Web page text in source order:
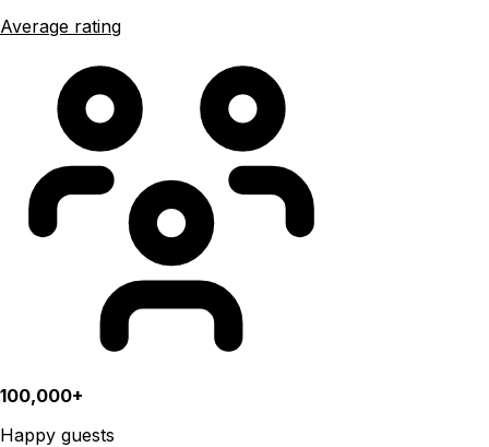
Average rating
100,000+
Happy guests